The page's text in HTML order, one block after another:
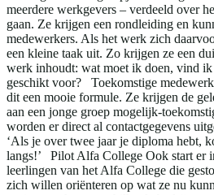
meerdere werkgevers – verdeeld over
gaan. Ze krijgen een rondleiding en
medewerkers. Als het werk zich
een kleine taak uit. Zo krijgen ze een
werk inhoudt: wat moet ik doen, vind
geschikt voor? Toekomstige
dit een mooie formule. Ze krijgen de
aan een jonge groep mogelijk-
worden er direct al contactgegevens
‘Als je over twee jaar je diploma hebt,
langs!’ Pilot Alfa College Ook start er
leerlingen van het Alfa College die
zich willen oriënteren op wat ze nu